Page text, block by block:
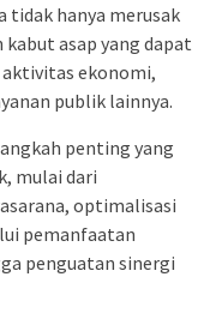
tidak hanya merusak
asap yang dapat
ekonomi,
publik lainnya.
penting yang
mulai dari
optimalisasi
pemanfaatan
penguatan sinergi